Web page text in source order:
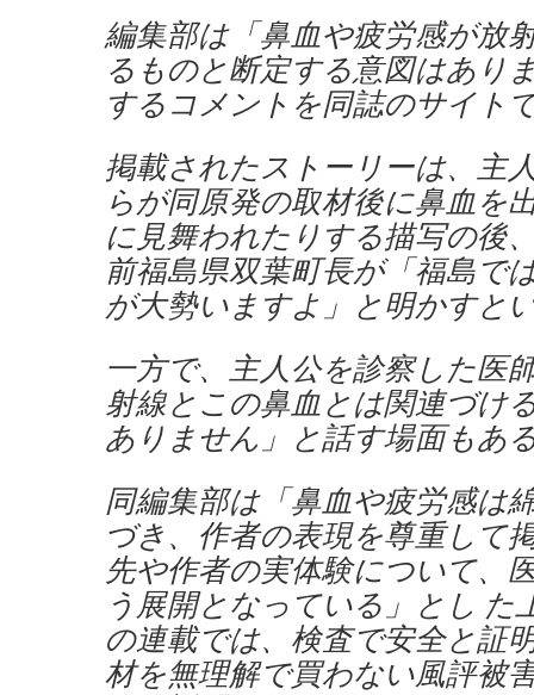
編集部は「鼻血や疲労感が放
るものと断定する意図はあり
するコメントを同誌のサイト
掲載されたストーリーは、主
らが同原発の取材後に鼻血を
に見舞われたりする描写の後
前福島県双葉町長が「福島で
が大勢いますよ」と明かすと
一方で、主人公を診察した医
射線とこの鼻血とは関連づけ
ありません」と話す場面もあ
同編集部は「鼻血や疲労感は
づき、作者の表現を尊重して
先や作者の実体験について、
う展開となっている」とし た
の連載では、検査で安全と証
材を無理解で買わない風評被